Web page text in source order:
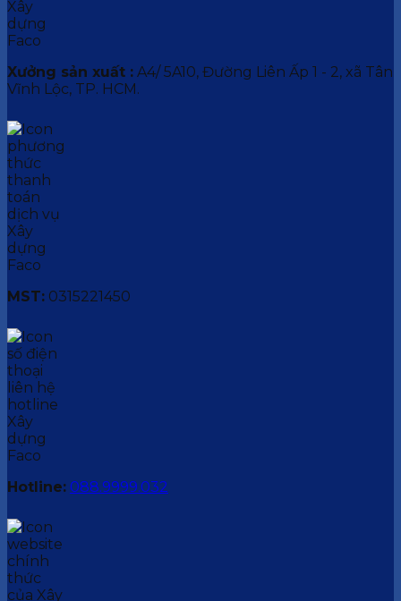
Xưởng sản xuất : A4/ 5A10, Đường Liên Ấp 1 - 2, xã Tân
Vĩnh Lộc, TP. HCM.
MST: 0315221450
Hotline: 088.9999.032